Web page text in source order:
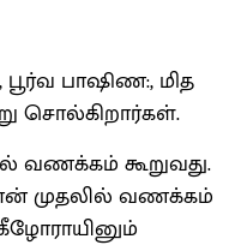
பாஷிண:, மித
சொல்கிறார்கள்.
வணக்கம் கூறுவது.
முதலில் வணக்கம்